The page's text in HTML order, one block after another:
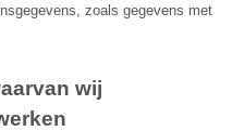
zoals gegevens met
wij